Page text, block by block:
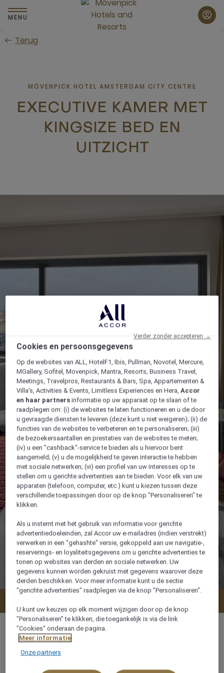
Skip
to
content
MENU
Terug
MÖVENPICK HOTEL AMSTERDAM CITY CENTRE
EXECUTIVE KAMER MET
KINGSIZE BED EN
UITZICHT
26 m²
Cookies en persoonsgegevens
Op de websites van ALL, HotelF1, Ibis, Pullman, Novotel, Mercure,
MGallery, Sofitel, Movenpick, Mantra, Resorts, Business Travel,
Meetings, Travelpros, Restaurants & Bars, Spa, Appartementen &
Villa's, Activities & Events, Limitless Experiences en Hera,Accor
en haar partners informatie op uw apparaat op te slaan of te
raadplegen om: (i) de websites te laten functioneren en u de door
u gevraagde diensten te leveren (deze kunt u niet weigeren); (ii) de
functies van de websites te verbeteren en te personaliseren; (iii)
de bezoekersaantallen en prestaties van de websites te meten;
(iv) u een "cashback"-service te bieden als u hiervoor bent
aangemeld; (v) u de mogelijkheid te geven interactie te hebben
met sociale netwerken; (vi) een profiel van uw interesses op te
stellen om u gerichte advertenties aan te bieden. Voor elk van uw
apparaten (telefoon, computer, etc.) kunt u kiezen tussen deze
verschillende toepassingen door op de knop "Personaliseren" te
klikken.
Als u instemt met het gebruik van informatie voor gerichte
advertentiedoeleinden, zal Accor uw e-mailadres (indien verstrekt)
verwerken in een "gehashte" versie, gekoppeld aan uw navigatie-,
reserverings- en loyaliteitsgegevens om u gerichte advertenties te
tonen op websites van derden en sociale netwerken. Uw
gegevens kunnen worden gekruist met gegevens waarover deze
derden beschikken. Voor meer informatie kunt u de sectie
"gerichte advertenties" raadplegen via de knop "Personaliseren".
U kunt uw keuzes op elk moment wijzigen door op de knop
"Personaliseren" te klikken, die toegankelijk is via de link
"Cookies" onderaan de pagina.
Meer informatie
Onze partners
Verder zonder accepteren →